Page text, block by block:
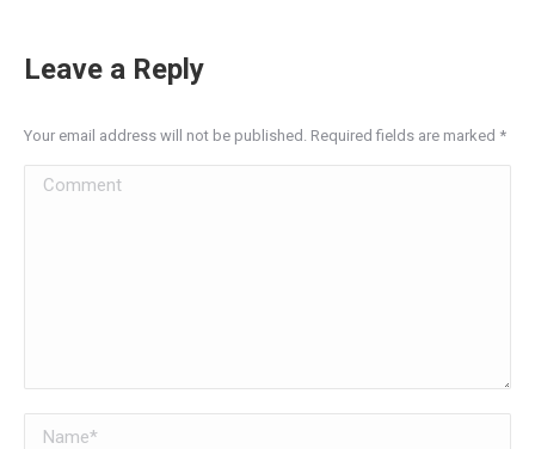
Leave a Reply
Your email address will not be published. Required fields are marked *
Comment
Name *